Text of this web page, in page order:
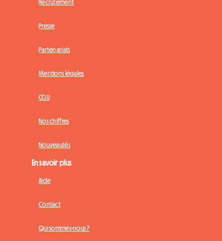
Recrutement
Presse
Partenariats
Mentions légales
CGU
Nos chiffres
Nouveautés
En savoir plus
Aide
Contact
Qui sommes-nous ?